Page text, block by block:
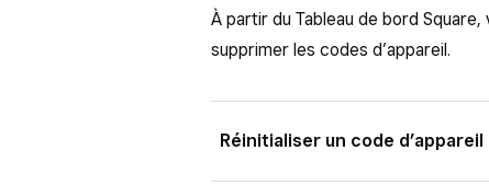
À partir du Tableau de bord
supprimer les codes d’appareil.
Réinitialiser un code d’appareil